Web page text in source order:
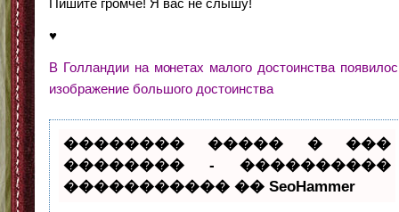
Пишите громче! Я вас не слышу!
♥
В Голландии на монетах малого достоинства
изображение большого достоинства
�������� ����� � ���
�������� - ����������
����������� �� SeoHammer